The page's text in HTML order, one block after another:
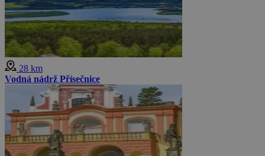
28 km
Vodná nádrž Přísečnice